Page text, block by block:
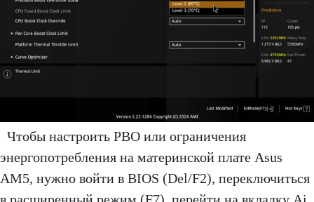
Чтобы настроить PBO или ограничения
энергопотребления на материнской плате Asus
AM5, нужно войти в BIOS (Del/F2), переключиться